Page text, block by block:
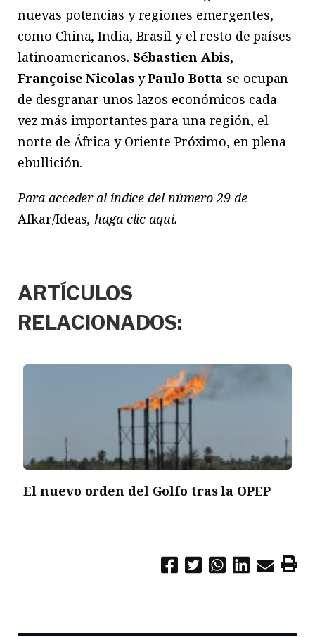
nuevas potencias y regiones emergentes,
como China, India, Brasil y el resto de países
latinoamericanos. Sébastien Abis,
Françoise NicolasyPaulo Botta se ocupan
de desgranar unos lazos económicos cada
vez más importantes para una región, el
norte de África y Oriente Próximo, en plena
ebullición.
Para acceder al índice del número 29 de
Afkar/Ideas, haga clic aquí.
ARTÍCULOS
RELACIONADOS:
El nuevo orden del Golfo tras la OPEP